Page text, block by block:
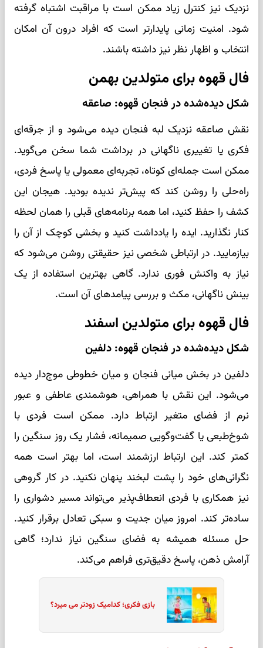
نزدیک نیز کنترل زیاد ممکن است با مراقبت اشتباه گرفته
شود. امنیت زمانی پایدارتر است که افراد درون آن امکان
انتخاب و اظهار نظر نیز داشته باشند.
فال قهوه برای متولدین بهمن
شکل دیده‌شده در فنجان قهوه: صاعقه
نقش صاعقه نزدیک لبه فنجان دیده می‌شود و از جرقه‌ای
فکری یا تغییری ناگهانی در برداشت شما سخن می‌گوید.
ممکن است جمله‌ای کوتاه، تجربه‌ای معمولی یا پاسخ فردی،
راه‌حلی را روشن کند که پیش‌تر ندیده بودید. هیجان این
کشف را حفظ کنید، اما همه برنامه‌های قبلی را همان لحظه
کنار نگذارید. ایده را یادداشت کنید و بخشی کوچک از آن را
بیازمایید. در ارتباطی شخصی نیز حقیقتی روشن می‌شود که
نیاز به واکنش فوری ندارد. گاهی بهترین استفاده از یک
بینش ناگهانی، مکث و بررسی پیامدهای آن است.
فال قهوه برای متولدین اسفند
شکل دیده‌شده در فنجان قهوه: دلفین
دلفین در بخش میانی فنجان و میان خطوطی موج‌دار دیده
می‌شود. این نقش با همراهی، هوشمندی عاطفی و عبور
نرم از فضای متغیر ارتباط دارد. ممکن است فردی با
شوخ‌طبعی یا گفت‌وگویی صمیمانه، فشار یک روز سنگین را
کمتر کند. این ارتباط ارزشمند است، اما بهتر است همه
نگرانی‌های خود را پشت لبخند پنهان نکنید. در کار گروهی
نیز همکاری با فردی انعطاف‌پذیر می‌تواند مسیر دشواری را
ساده‌تر کند. امروز میان جدیت و سبکی تعادل برقرار کنید.
حل مسئله همیشه به فضای سنگین نیاز ندارد؛ گاهی
آرامش ذهن، پاسخ دقیق‌تری فراهم می‌کند.
بازی فکری؛ کدامیک زودتر می میرد؟